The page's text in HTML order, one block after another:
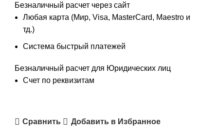
Безналичный расчет через сайт
Любая карта (Мир, Visa, MasterCard, Maestro и
тд.)
Система быстрый платежей
Безналичный расчет для Юридических лиц
Счет по реквизитам
Сравнить Добавить в Избранное